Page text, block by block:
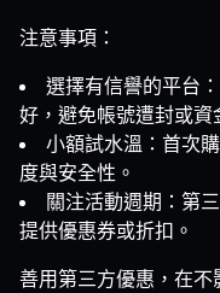
注意事項：
選擇有信譽的平台
好，避免帳號遭封或資
小額試水溫：首次
度與安全性。
關注活動週期：第
提供優惠券或折扣。
善用第三方優惠，在